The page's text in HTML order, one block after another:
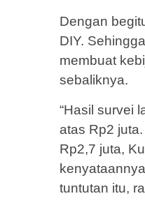
Dengan
DIY.
membuat
sebaliknya.
“Hasil survei
atas Rp2
Rp2,7 juta,
tuntutan itu,